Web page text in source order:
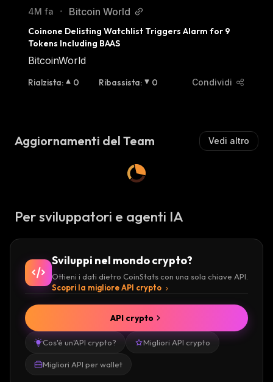
4M fa • Bitcoin World
Coinone Delisting Watchlist Triggers Alarm for 9
Tokens Including BAAS
BitcoinWorld
Rialzista: 0 Ribassista: 0 Condividi
Aggiornamenti del Team Vedi altro
Per sviluppatori e agenti IA
Sviluppi nel mondo crypto?
Ottieni i dati dietro CoinStats con una sola chiave API.
Scopri la migliore API crypto
Cos'è un'API crypto? Migliori API crypto
Migliori API per wallet
API crypto